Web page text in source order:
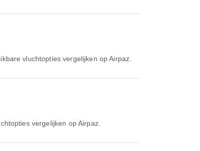
vluchtopties vergelijken op Airpaz.
vergelijken op Airpaz.